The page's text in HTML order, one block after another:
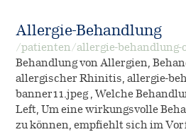
Allergie-Behandlung
/patienten/allergie-behandlung-
Behandlung von Allergien,
allergischer Rhinitis, allergie-
banner11.jpeg , Welche
Left, Um eine wirkungsvolle
zu können, empfiehlt sich im